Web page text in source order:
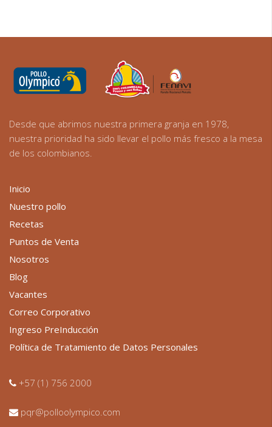
Desde que abrimos nuestra primera granja en 1978,
nuestra prioridad ha sido llevar el pollo más fresco a la mesa
de los colombianos.
Inicio
Nuestro pollo
Recetas
Puntos de Venta
Nosotros
Blog
Vacantes
Correo Corporativo
Ingreso PreInducción
Política de Tratamiento de Datos Personales
+57 (1) 756 2000
pqr@polloolympico.com